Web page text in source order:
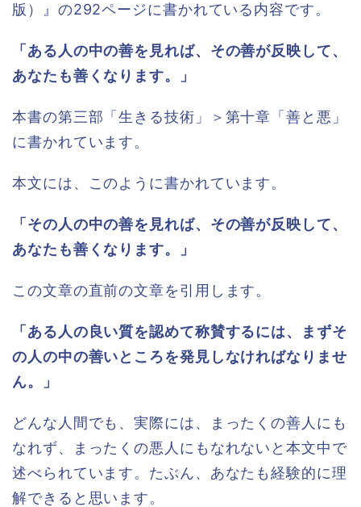
版）』の292ページに書かれている内容です。
「ある人の中の善を見れば、その善が反映して、
あなたも善くなります。」
本書の第三部「生きる技術」＞第十章「善と悪」
に書かれています。
本文には、このように書かれています。
「その人の中の善を見れば、その善が反映して、
あなたも善くなります。」
この文章の直前の文章を引用します。
「ある人の良い質を認めて称賛するには、まずそ
の人の中の善いところを発見しなければなりませ
ん。」
どんな人間でも、実際には、まったくの善人にも
なれず、まったくの悪人にもなれないと本文中で
述べられています。たぶん、あなたも経験的に理
解できると思います。